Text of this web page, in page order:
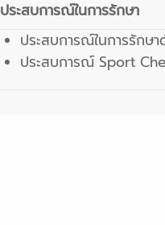
ประสบการณ์ในการรักษา
ประสบการณ์ในการรักษ
ประสบการณ์ Sport